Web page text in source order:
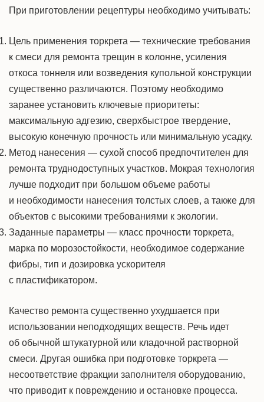
При приготовлении рецептуры необходимо учитывать:
Цель применения торкрета — технические требования
к смеси для ремонта трещин в колонне, усиления
откоса тоннеля или возведения купольной конструкции
существенно различаются. Поэтому необходимо
заранее установить ключевые приоритеты:
максимальную адгезию, сверхбыстрое твердение,
высокую конечную прочность или минимальную усадку.
Метод нанесения — сухой способ предпочтителен для
ремонта труднодоступных участков. Мокрая технология
лучше подходит при большом объеме работы
и необходимости нанесения толстых слоев, а также для
объектов с высокими требованиями к экологии.
Заданные параметры — класс прочности торкрета,
марка по морозостойкости, необходимое содержание
фибры, тип и дозировка ускорителя
с пластификатором.
Качество ремонта существенно ухудшается при
использовании неподходящих веществ. Речь идет
об обычной штукатурной или кладочной растворной
смеси. Другая ошибка при подготовке торкрета —
несоответствие фракции заполнителя оборудованию,
что приводит к повреждению и остановке процесса.